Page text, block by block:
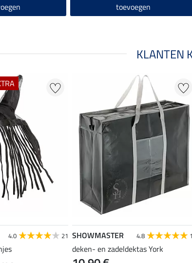
toevoegen
KLANTEN
4.0 21 SHOWMASTER 4.8
deken- en zadeldektas York